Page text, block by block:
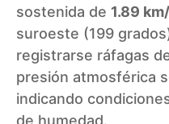
sostenida de 1.89
suroeste (199
registrarse ráfagas
presión atmosférica
indicando